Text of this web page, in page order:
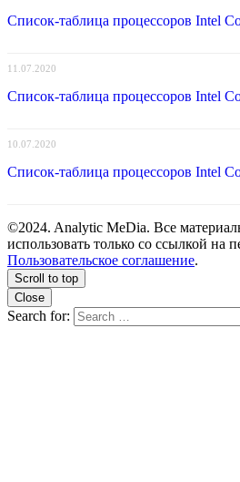
Список-таблица процессоров Intel
11.07.2020
Список-таблица процессоров Intel
10.07.2020
Список-таблица процессоров Intel
©2024. Analytic MeDia. Все
использовать только со ссылкой на
Пользовательское соглашение.
Scroll to top
Close
Search for: